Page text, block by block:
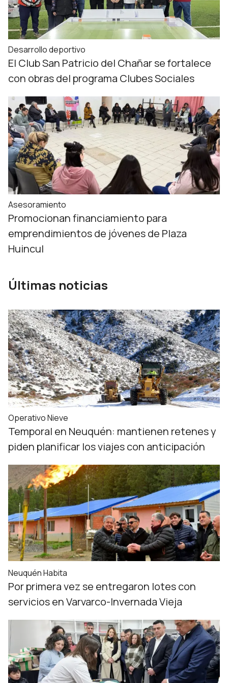
Desarrollo deportivo
El Club San Patricio del Chañar se fortalece
con obras del programa Clubes Sociales
Asesoramiento
Promocionan financiamiento para
emprendimientos de jóvenes de Plaza
Huincul
Últimas noticias
Operativo Nieve
Temporal en Neuquén: mantienen retenes y
piden planificar los viajes con anticipación
Neuquén Habita
Por primera vez se entregaron lotes con
servicios en Varvarco-Invernada Vieja